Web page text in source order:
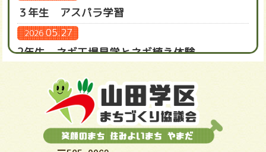
３年生 アスパラ学習
2026 05.27
2年生 ネギ工場見学とネギ植え体験
5年生 田植え体験
05.18
1年 さつまいも苗植え